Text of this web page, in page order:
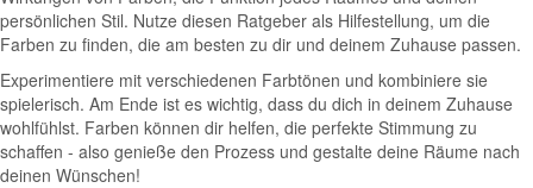
persönlichen Stil. Nutze diesen Ratgeber als Hilfestellung, um die
Farben zu finden, die am besten zu dir und deinem Zuhause passen.
Experimentiere mit verschiedenen Farbtönen und kombiniere sie
spielerisch. Am Ende ist es wichtig, dass du dich in deinem Zuhause
wohlfühlst. Farben können dir helfen, die perfekte Stimmung zu
schaffen - also genieße den Prozess und gestalte deine Räume nach
deinen Wünschen!